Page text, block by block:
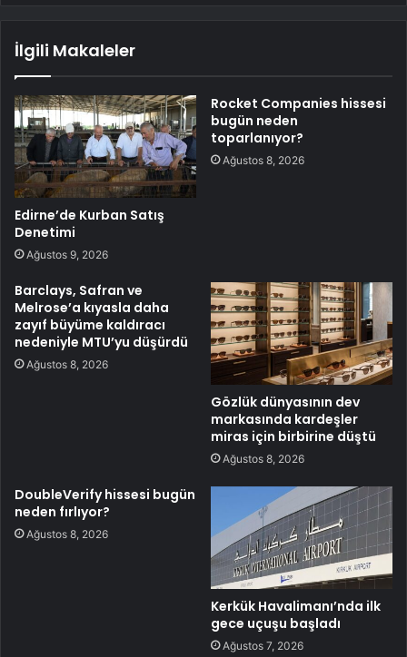
İlgili Makaleler
Edirne’de Kurban Satış
Denetimi
Ağustos 9, 2026
Rocket Companies hissesi
bugün neden
toparlanıyor?
Ağustos 8, 2026
Barclays, Safran ve
Melrose’a kıyasla daha
zayıf büyüme kaldıracı
nedeniyle MTU’yu düşürdü
Ağustos 8, 2026
Gözlük dünyasının dev
markasında kardeşler
miras için birbirine düştü
Ağustos 8, 2026
DoubleVerify hissesi bugün
neden fırlıyor?
Ağustos 8, 2026
Kerkük Havalimanı’nda ilk
gece uçuşu başladı
Ağustos 7, 2026